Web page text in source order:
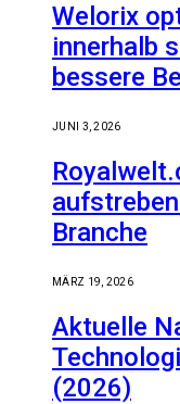
Welorix
innerhalb
bessere
JUNI 3, 2026
Branche
MÄRZ 19, 2026
Aktuelle
(2026)